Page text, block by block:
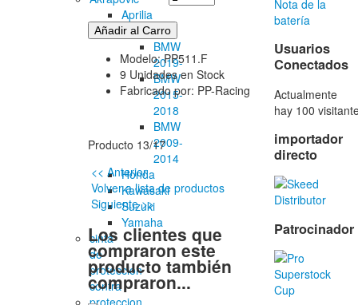
Aprilia
BMW
BMW
2019-
BMW
2015-
2018
BMW
2009-
2014
Honda
Kawasaki
Suzuki
Yamaha
cinta
de
proteccion
contra
proteccion
Modelo: PP511.F
9 Unidades en Stock
Fabricado por: PP-Racing
Producto 13/17
<< Anterior
Volver a lista de productos
Siguiente >>
Los clientes que
compraron este
producto también
compraron...
Nota de la
batería
Usuarios
Conectados
Actualmente
hay 100
importador
directo
Patrocinador